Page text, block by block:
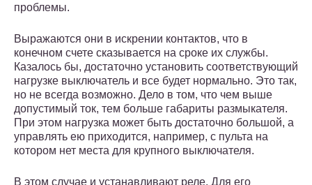
проблемы.
Выражаются они в искрении контактов, что в
конечном счете сказывается на сроке их службы.
Казалось бы, достаточно установить соответствующий
нагрузке выключатель и все будет нормально. Это так,
но не всегда возможно. Дело в том, что чем выше
допустимый ток, тем больше габариты размыкателя.
При этом нагрузка может быть достаточно большой, а
управлять ею приходится, например, с пульта на
котором нет места для крупного выключателя.
В этом случае и устанавливают реле. Для его